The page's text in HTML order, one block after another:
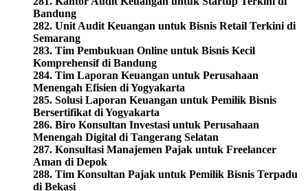
Bandung
282. Unit Audit Keuangan untuk Bisnis Retail Terkini di
Semarang
283. Tim Pembukuan Online untuk Bisnis Kecil
Komprehensif di Bandung
284. Tim Laporan Keuangan untuk Perusahaan
Menengah Efisien di Yogyakarta
285. Solusi Laporan Keuangan untuk Pemilik Bisnis
Bersertifikat di Yogyakarta
286. Biro Konsultan Investasi untuk Perusahaan
Menengah Digital di Tangerang Selatan
287. Konsultasi Manajemen Pajak untuk Freelancer
Aman di Depok
288. Tim Konsultan Pajak untuk Pemilik Bisnis Terpadu
di Bekasi